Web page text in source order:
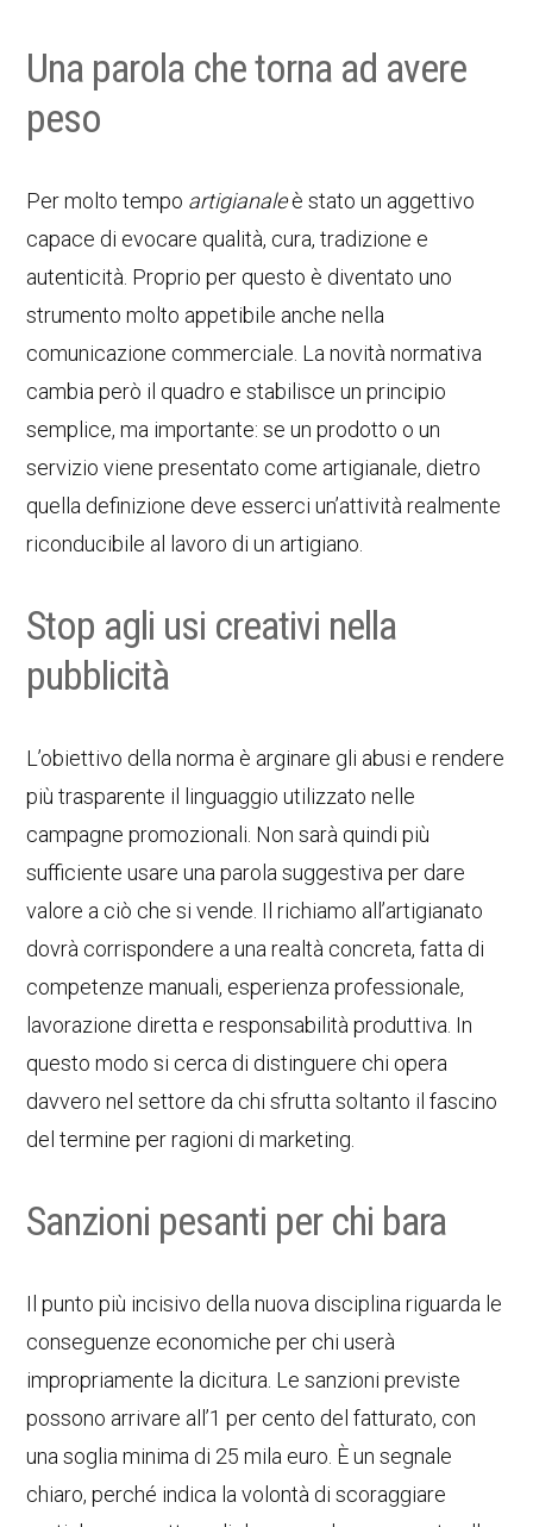
Una parola che torna ad avere
peso
Per molto tempo artigianaleè stato un aggettivo
capace di evocare qualità, cura, tradizione e
autenticità. Proprio per questo è diventato uno
strumento molto appetibile anche nella
comunicazione commerciale. La novità normativa
cambia però il quadro e stabilisce un principio
semplice, ma importante: se un prodotto o un
servizio viene presentato come artigianale, dietro
quella definizione deve esserci un’attività realmente
riconducibile al lavoro di un artigiano.
Stop agli usi creativi nella
pubblicità
L’obiettivo della norma è arginare gli abusi e rendere
più trasparente il linguaggio utilizzato nelle
campagne promozionali. Non sarà quindi più
sufficiente usare una parola suggestiva per dare
valore a ciò che si vende. Il richiamo all’artigianato
dovrà corrispondere a una realtà concreta, fatta di
competenze manuali, esperienza professionale,
lavorazione diretta e responsabilità produttiva. In
questo modo si cerca di distinguere chi opera
davvero nel settore da chi sfrutta soltanto il fascino
del termine per ragioni di marketing.
Sanzioni pesanti per chi bara
Il punto più incisivo della nuova disciplina riguarda le
conseguenze economiche per chi userà
impropriamente la dicitura. Le sanzioni previste
possono arrivare all’1 per cento del fatturato, con
una soglia minima di 25 mila euro. È un segnale
chiaro, perché indica la volontà di scoraggiare